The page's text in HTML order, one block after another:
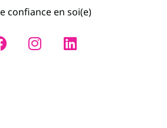
confiance en soi(e)